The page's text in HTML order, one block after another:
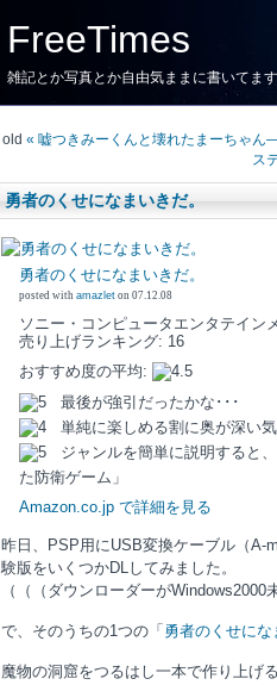
FreeTimes
雑記とか写真とか自由気ままに書いてます
old « 嘘つきみーくんと壊れたまーちゃん
ス
勇者のくせになまいきだ。
勇者のくせになまいきだ。
posted with amazlet on 07.12.08
ソニー・コンピュータエンタテイン
売り上げランキング: 16
おすすめ度の平均:
最後が強引だったかな･･･
単純に楽しめる割に奥が深い気
ジャンルを簡単に説明すると
た防衛ゲーム」
Amazon.co.jp で詳細を見る
昨日、PSP用にUSB変換ケーブル（A-
験版をいくつかDLしてみました。
（（（ダウンローダーが
で、そのうちの1つの「 勇者のくせにな
魔物の洞窟をつるはし一本で作り上げ